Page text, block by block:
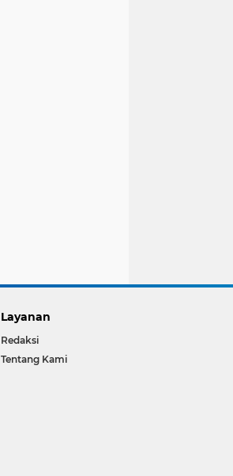
Layanan
Redaksi
Tentang Kami